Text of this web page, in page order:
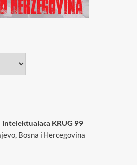
KRUG 99
Bosna i Hercegovina